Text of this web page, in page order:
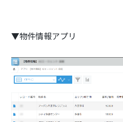
▼物件情報アプリ